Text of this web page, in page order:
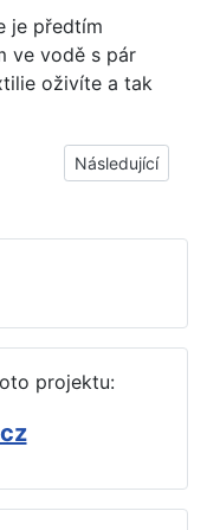
je předtím
ve vodě s pár
oživíte a tak
oděvy z kůže - jak to
Další článek:
Následující
projektu: